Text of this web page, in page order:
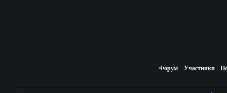
Форум Участники